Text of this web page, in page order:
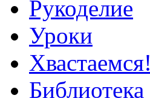
Рукоделие
Уроки
Хвастаемся!
Библиотека